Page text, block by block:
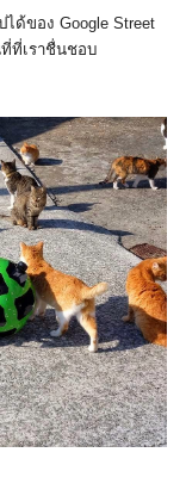
ด้ของ Google Street
ที่เราชื่นชอบ